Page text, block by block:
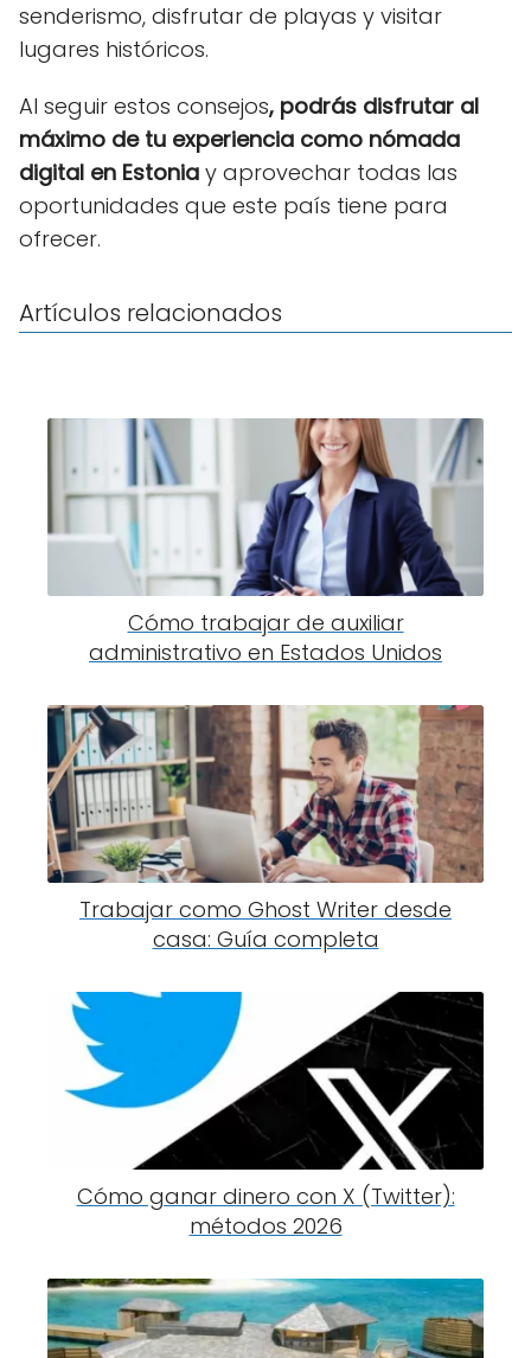
senderismo, disfrutar de playas y visitar
lugares históricos.
Al seguir estos consejos, podrás disfrutar al
máximo de tu experiencia como nómada
digital en Estonia y aprovechar todas las
oportunidades que este país tiene para
ofrecer.
Artículos relacionados
Cómo trabajar de auxiliar
administrativo en Estados Unidos
Trabajar como Ghost Writer desde
casa: Guía completa
Cómo ganar dinero con X (Twitter):
métodos 2026